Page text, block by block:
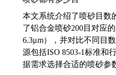
本文系统介绍了喷砂目数
了铝合金喷砂200目对应
6.3μm），并对比不同目
源包括ISO 8503-1标准和
据需求选择合适的喷砂参